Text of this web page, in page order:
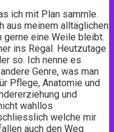
ich mit Plan sammle.
aus meinem alltäglichen
gerne eine Weile bleibt.
ins Regal. Heutzutage
so. Ich nenne es
Genre, was man
Pflege, Anatomie und
und
wahllos
welche mir
auch den Weg